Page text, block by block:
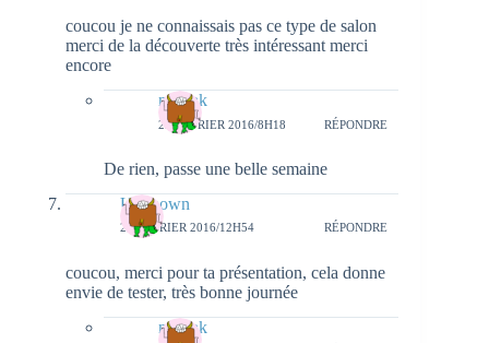
coucou je ne connaissais pas ce type de salon
merci de la découverte très intéressant merci
encore
natieak
29 FÉVRIER 2016/8H18 RÉPONDRE
De rien, passe une belle semaine
Unknown
25 FÉVRIER 2016/12H54 RÉPONDRE
coucou, merci pour ta présentation, cela donne
envie de tester, très bonne journée
natieak